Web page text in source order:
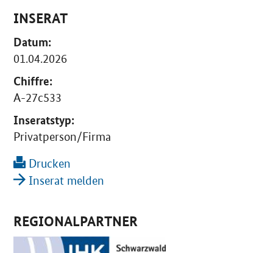
INSERAT
Datum:
01.04.2026
Chiffre:
A-27c533
Inseratstyp:
Privatperson/Firma
Drucken
Inserat melden
REGIONALPARTNER